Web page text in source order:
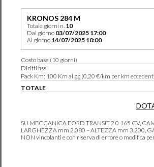
KRONOS 284 M
Totale giorni n. 10
Dal giorno 03/07/2025 17:00
Al giorno 14/07/2025 10:00
Costo base (10 giorni)
Diritti fissi
Pack Km: 100 Km al gg (0,20 €/km per km
TOTALE
SU MECCANICA FORD TRANSIT 2.0 165 CV,
LARGHEZZA mm 2.080 – ALTEZZA mm 3.200,
NON vincolanti e con riserva di errore o modifica